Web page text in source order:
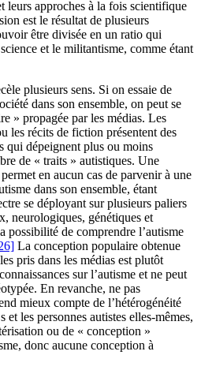
leurs approches à la fois scientifique
est le résultat de plusieurs
être divisée en un ratio qui
et le militantisme, comme étant
plusieurs sens. Si on essaie de
dans son ensemble, on peut se
» propagée par les médias. Les
les récits de fiction présentent des
qui dépeignent plus ou moins
de « traits » autistiques. Une
en aucun cas de parvenir à une
dans son ensemble, étant
se déployant sur plusieurs paliers
neurologiques, génétiques et
possibilité de comprendre l’autisme
La conception populaire obtenue
pris dans les médias est plutôt
sur l’autisme et ne peut
En revanche, ne pas
mieux compte de l’hétérogénéité
et les personnes autistes elles-mêmes,
ou de « conception »
donc aucune conception à